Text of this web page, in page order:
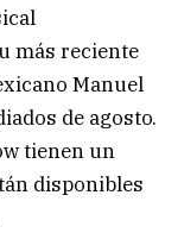
más reciente
Manuel
de agosto.
tienen un
disponibles